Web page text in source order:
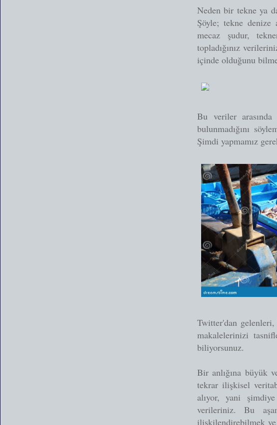
Neden bir tekne ya
Şöyle; tekne denize
mecaz şudur,
topladığınız
içinde olduğunu
Bu veriler
bulunmadığını
Şimdi yapmamız
Twitter'dan
makalelerinizi
biliyorsunuz.
Bir anlığına büyük
tekrar ilişkisel
alıyor, yani
verileriniz. Bu
ilişkilendirebilmek